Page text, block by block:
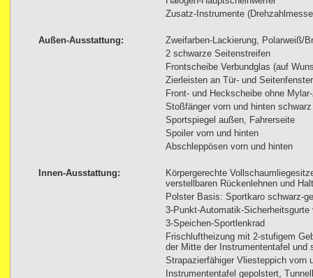
Zusatz-Instrumente
Außen-Ausstattung:
Zweifarben-Lackierung, Polarweiß/
2 schwarze Seitenstreifen
Frontscheibe Verbundglas (auf
Zierleisten an Tür- und
Front- und Heckscheibe ohne
Stoßfänger vorn und hinten
Sportspiegel außen, Fahrerseite
Spoiler vorn und hinten
Abschleppösen vorn und hinten
Innen-Ausstattung:
Körpergerechte
verstellbaren Rückenlehnen und
Polster Basis: Sportkaro schwarz-
3-Punkt-Automatik-Sicherheitsgurte
3-Speichen-Sportlenkrad
Frischluftheizung mit 2-stufigem
der Mitte der Instrumententafel und
Strapazierfähiger Vliesteppich vorn
Instrumententafel gepolstert,